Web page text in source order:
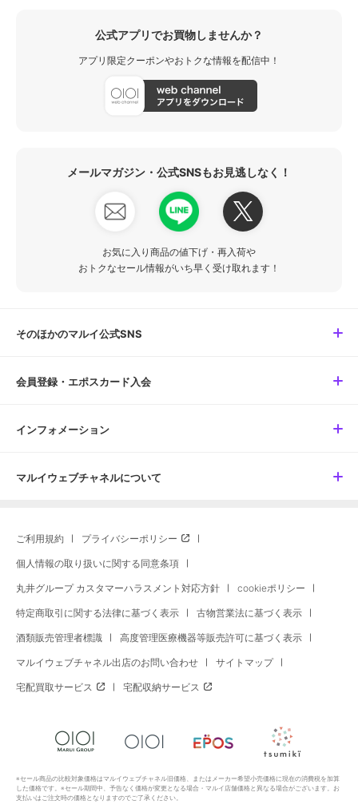
公式アプリでお買物しませんか？
アプリ限定クーポンやおトクな情報を配信中！
メールマガジン・公式SNSもお見逃しなく！
お気に入り商品の値下げ・再入荷や
おトクなセール情報がいち早く受け取れます！
そのほかのマルイ公式SNS
会員登録・エポスカード入会
インフォメーション
マルイウェブチャネルについて
ご利用規約 プライバシーポリシー
個人情報の取り扱いに関する同意条項
丸井グループ カスタマーハラスメント対応方針 cookieポリシー
特定商取引に関する法律に基づく表示 古物営業法に基づく表示
酒類販売管理者標識 高度管理医療機器等販売許可に基づく表示
マルイウェブチャネル出店のお問い合わせ サイトマップ
宅配買取サービス 宅配収納サービス
※セール商品の比較対象価格はマルイウェブチャネル旧価格、またはメーカー希望小売価格に現在の消費税を加算
した価格です。※セール期間中、予告なく価格が変更となる場合・マルイ店舗価格と異なる場合がございます。お
支払いはご注文時の価格となりますのでご了承ください。